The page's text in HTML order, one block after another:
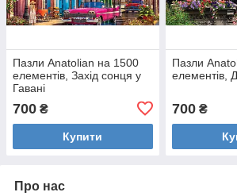
Пазли Anatolian на 1500
елементів, Захід сонця у
Гавані
700 ₴
Купити
Пазли
елементів,
700₴
Про нас